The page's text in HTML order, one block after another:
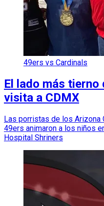
49ers vs Cardinals
El lado más tierno
visita a CDMX
Las porristas de los Arizona
49ers animaron a los niños
Hospital Shriners